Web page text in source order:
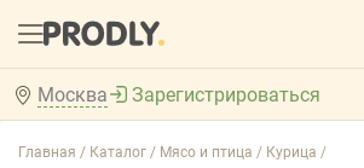
Москва Зарегистрироваться
Главная / Каталог / Мясо и птица / Курица /